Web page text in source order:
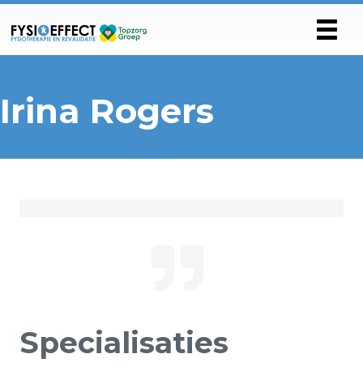
Irina Rogers
Specialisaties